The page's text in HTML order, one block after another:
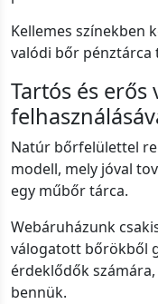
Kellemes színekben
valódi bőr pénztárca
Tartós és erős
Natúr bőrfelülettel
modell, mely jóval
egy műbőr tárca.
Webáruházunk
válogatott bőrökből
érdeklődők
bennük.